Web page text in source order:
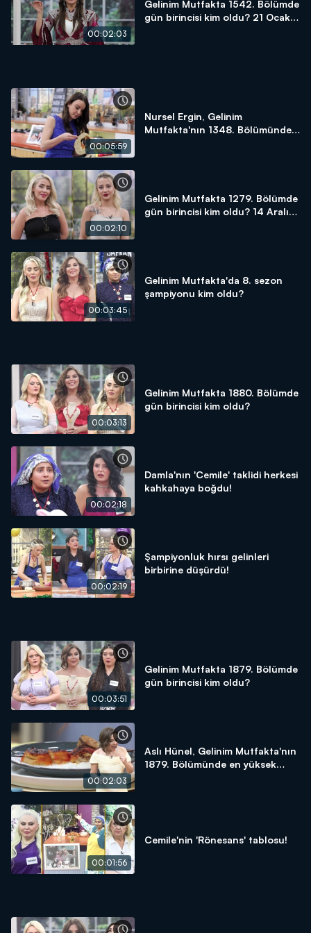
00:02:03
Gelinim Mutfakta 1542. Bölümde
gün birincisi kim oldu? 21 Ocak
00:05:59
Nursel Ergin, Gelinim
Mutfakta'nın 1348. Bölümünde
00:02:10
Gelinim Mutfakta 1279. Bölümde
gün birincisi kim oldu? 14 Aralık
00:03:45
Gelinim Mutfakta'da 8. sezon
şampiyonu kim oldu?
00:03:13
Gelinim Mutfakta 1880. Bölümde
gün birincisi kim oldu?
00:02:18
Damla'nın 'Cemile' taklidi herkesi
kahkahaya boğdu!
00:02:19
Şampiyonluk hırsı gelinleri
birbirine düşürdü!
00:03:51
Gelinim Mutfakta 1879. Bölümde
gün birincisi kim oldu?
00:02:03
Aslı Hünel, Gelinim Mutfakta'nın
1879. Bölümünde en yüksek
00:01:56
Cemile'nin 'Rönesans' tablosu!